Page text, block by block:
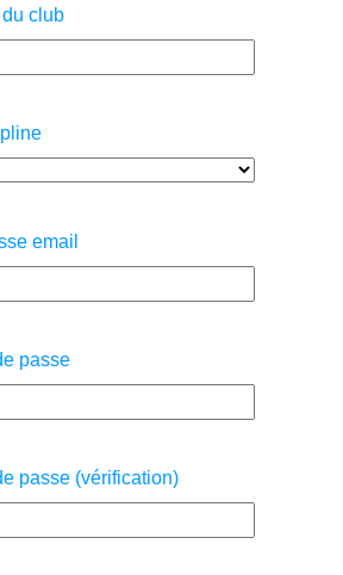
du club
email
passe
passe (vérification)